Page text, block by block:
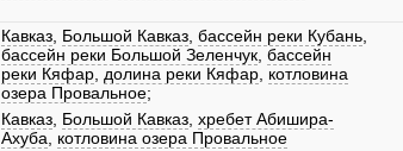
Кавказ Большой Кавказ бассейн реки Кубань
бассейн реки Большой Зеленчук бассейн
реки Кяфар долина реки Кяфар котловина
озера Провальное;
Кавказ Большой Кавказ хребет Абишира-
Ахуба
котловина озера Провальное